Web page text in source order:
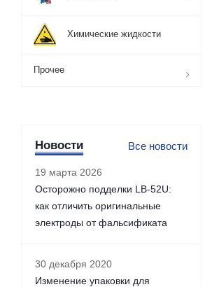
Химические жидкости
Прочее
Новости Все новости
19 марта 2026
Осторожно подделки LB-52U:
как отличить оригинальные
электроды от фальсификата
30 декабря 2020
Изменение упаковки для